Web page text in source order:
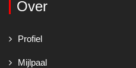
Over
Profiel
Mijlpaal